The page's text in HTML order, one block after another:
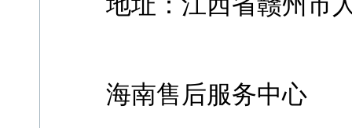
海南售后服务中心